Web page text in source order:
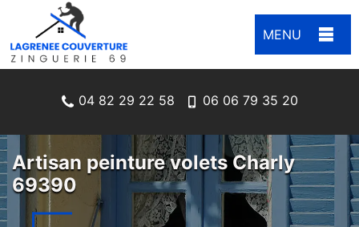
MENU
04 82 29 22 58 06 06 79 35 20
Artisan peinture volets Charly
69390